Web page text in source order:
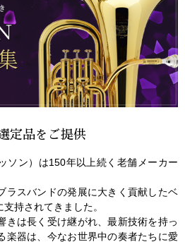
定品をご提供
ソン）は150年以上続く老舗メーカー
ラスバンドの発展に大きく貢献したベ
持されてきました。
きは長く受け継がれ、最新技術を持っ
楽器は、今なお世界中の奏者たちに愛